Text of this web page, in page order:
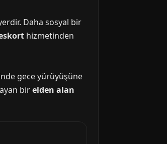
Daha sosyal bir
hizmetinden
gece yürüyüşüne
birelden alan